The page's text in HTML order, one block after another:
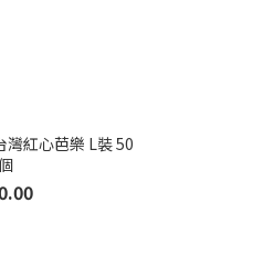
灣紅心芭樂 L裝 50